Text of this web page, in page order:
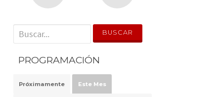
' . __('Search for:') . '
PROGRAMACIÓN
Próximamente Este Mes